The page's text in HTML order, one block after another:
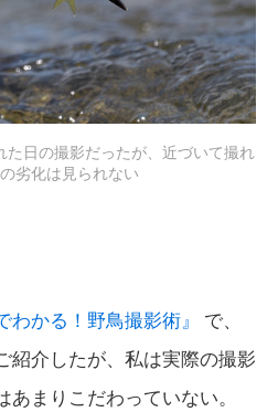
た日の撮影だったが、近づいて撮れ
劣化は見られない
わかる！野鳥撮影術』
で、
紹介したが、私は実際の撮影
まりこだわっていない。